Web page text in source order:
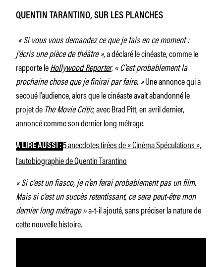
QUENTIN TARANTINO, SUR LES PLANCHES
« Si vous vous demandez ce que je fais en ce moment :
j’écris une pièce de théâtre », a déclaré le cinéaste, comme le
rapporte leHollywood Reporter. « C’est probablement la
prochaine chose que je finirai par faire. »Une annonce qui a
secoué l’audience, alors que le cinéaste avait abandonné le
projet de The Movie Critic, avec Brad Pitt, en avril dernier,
annoncé comme son dernier long métrage.
À LIRE AUSSI :5 anecdotes tirées de « Cinéma Spéculations »,
l’autobiographie de Quentin Tarantino
« Si c’est un fiasco, je n’en ferai probablement pas un film.
Mais si c’est un succès retentissant, ce sera peut-être mon
dernier long métrage »a-t-il ajouté, sans préciser la nature de
cette nouvelle histoire.